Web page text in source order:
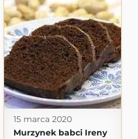
15 marca 2020
Murzynek babci Ireny